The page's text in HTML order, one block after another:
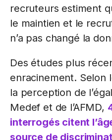
recruteurs estiment
le maintien et le
n’a pas changé la
Des études plus
enracinement. Selon
la perception de
Medef et de l’AFMD,
interrogés citent
source de